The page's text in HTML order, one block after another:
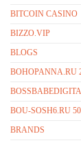
BITCOIN CASINO
BIZZO.VIP
BLOGS
BOHOPANNA.RU
BOU-SOSH6.RU
BRANDS